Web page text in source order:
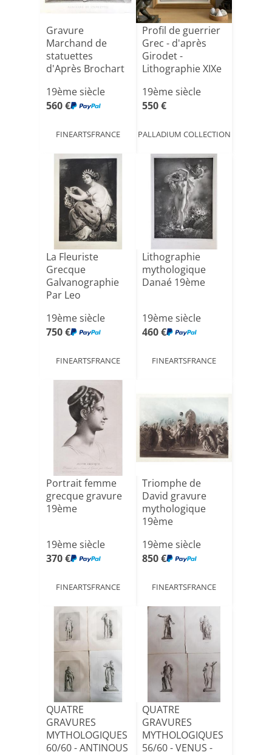
Gravure
Marchand de
statuettes
d'Après Brochart
l'Antiqu[...]
19ème siècle
560 €
FINEARTSFRANCE
Profil de guerrier
Grec - d'après
Girodet -
Lithographie XIXe
19ème siècle
550 €
PALLADIUM COLLECTION
La Fleuriste
Grecque
Galvanographie
Par Leo
1851[...]
19ème siècle
750 €
FINEARTSFRANCE
Lithographie
mythologique
Danaé 19ème
19ème siècle
460 €
FINEARTSFRANCE
Portrait femme
grecque gravure
19ème
19ème siècle
370 €
FINEARTSFRANCE
Triomphe de
David gravure
mythologique
19ème
19ème siècle
850 €
FINEARTSFRANCE
QUATRE
GRAVURES
MYTHOLOGIQUES
60/60 - ANTINOUS
QUATRE
GRAVURES
MYTHOLOGIQUES
56/60 - VENUS -